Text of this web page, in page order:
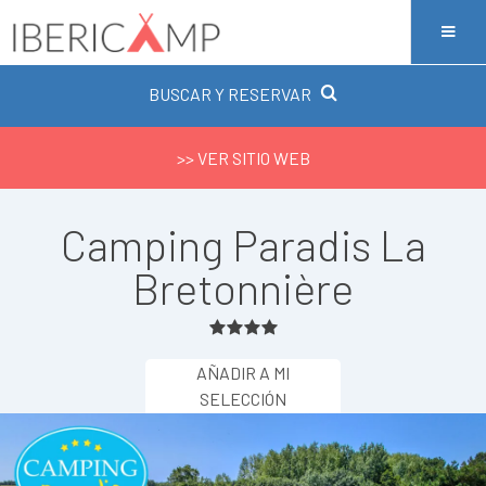
BUSCAR Y RESERVAR
>> VER SITIO WEB
Camping Paradis La
Bretonnière
AÑADIR A MI
SELECCIÓN